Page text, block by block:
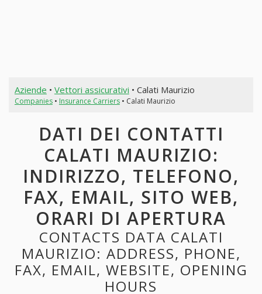
Aziende • Vettori assicurativi • Calati Maurizio
Companies• Insurance Carriers• Calati Maurizio
DATI DEI CONTATTI
CALATI MAURIZIO:
INDIRIZZO, TELEFONO,
FAX, EMAIL, SITO WEB,
ORARI DI APERTURA
CONTACTS DATA CALATI
MAURIZIO: ADDRESS, PHONE,
FAX, EMAIL, WEBSITE, OPENING
HOURS